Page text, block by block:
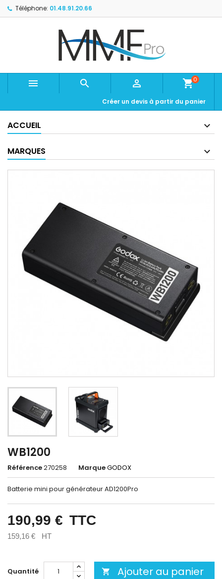
Téléphone: 01.48.91.20.66
   shopping_cart0
Créer un devis à partir du panier
ACCUEIL
MARQUES
WB1200
Référence270258 MarqueGODOX
Batterie mini pour générateur AD1200Pro
190,99 € TTC
159,16 € HT
Quantité  Ajouter au panier